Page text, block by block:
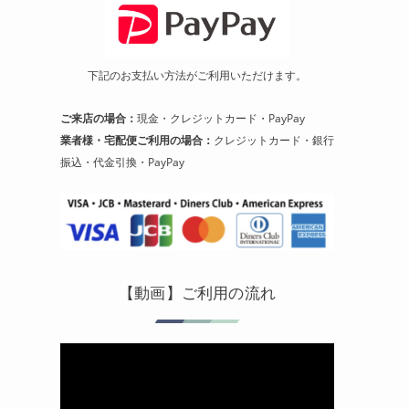
下記のお支払い方法がご利用いただけます。
ご来店の場合： 現金・クレジットカード・PayPay
業者様・宅配便ご利用の場合： クレジットカード・銀行
振込・代金引換・PayPay
【動画】ご利用の流れ